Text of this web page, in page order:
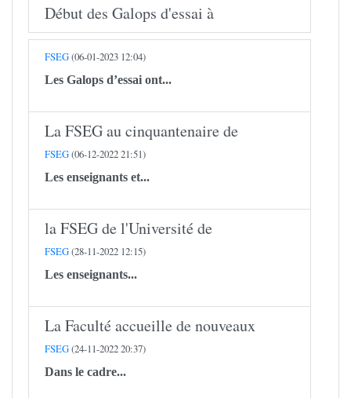
Début des Galops d'essai à
FSEG(06-01-2023 12:04)
Les Galops d’essai ont...
La FSEG au cinquantenaire de
FSEG(06-12-2022 21:51)
Les enseignants et...
la FSEG de l'Université de
FSEG(28-11-2022 12:15)
Les enseignants...
La Faculté accueille de nouveaux
FSEG(24-11-2022 20:37)
Dans le cadre...